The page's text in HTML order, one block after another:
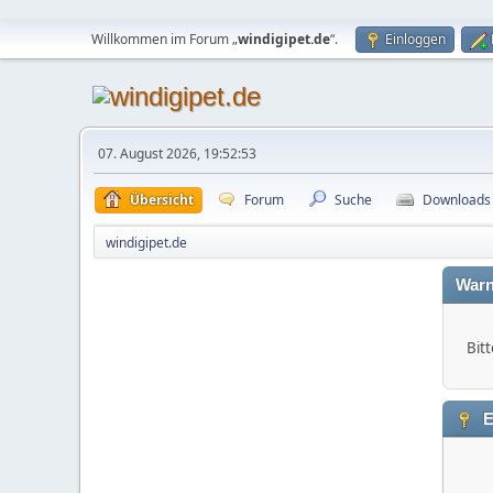
Willkommen im Forum „windigipet.de“. Einloggen
07. August 2026, 19:52:53
Übersicht Forum Suche Downloads
windigipet.de